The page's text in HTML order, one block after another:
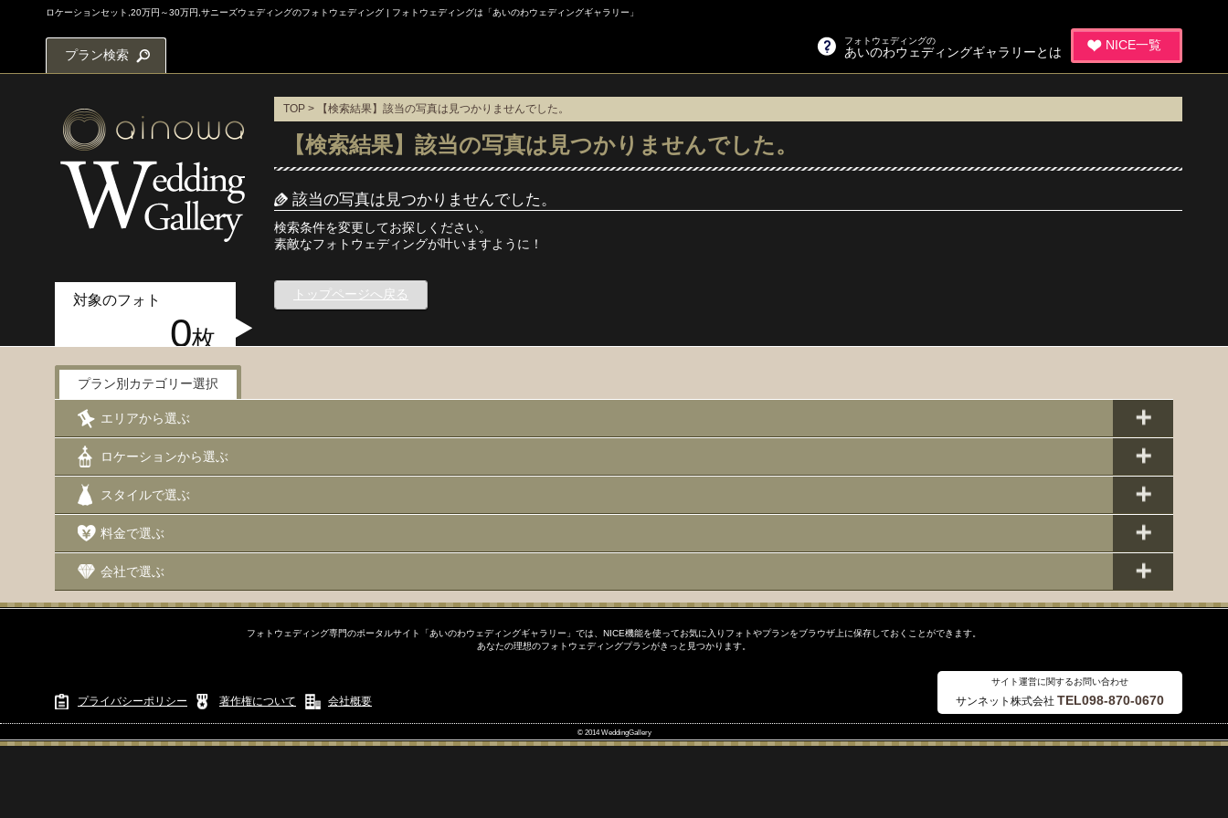
ロケーションセット,20万円～30万円,サニーズウェディングのフォトウェディング | フォトウェディングは「あいのわウェディングギャラリー」
NICE一覧
フォトウェディングの
あいのわウェディングギャラリーとは
プラン検索
対象のフォト
0枚
写真検索メニュー
エリアから選ぶ
ロケーションから選ぶ
チャペル
ビーチ
スタジオ
写真で選ぶ
TOP > 【検索結果】該当の写真は見つかりませんでした。
【検索結果】該当の写真は見つかりませんでした。
該当の写真は見つかりませんでした。
検索条件を変更してお探しください。
素敵なフォトウェディングが叶いますように！
トップページへ戻る
プラン別カテゴリー選択
エリアから選ぶ
ロケーションから選ぶ
スタイルで選ぶ
料金で選ぶ
会社で選ぶ
フォトウェディング専門のポータルサイト「あいのわウェディングギャラリー」では、NICE機能を使ってお気に入りフォトやプランをブラウザ上に保存しておくことができます。
あなたの理想のフォトウェディングプランがきっと見つかります。
プライバシーポリシー 著作権について 会社概要
サイト運営に関するお問い合わせ
サンネット株式会社 TEL098-870-0670
© 2014 WeddingGallery